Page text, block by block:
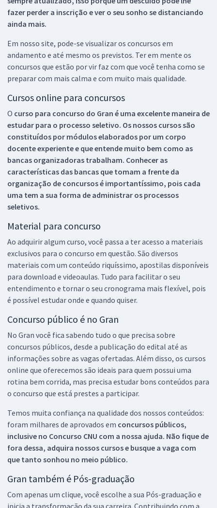
fazer perder a inscrição e ver o seu sonho se distanciando
ainda mais.
Em nosso site, pode-se visualizar os concursos em
andamento e até mesmo os previstos. Ter em mente os
concursos que estão por vir faz com que você tenha como se
preparar com mais calma e com muito mais qualidade.
Cursos online para concursos
O curso para concurso do Gran é uma excelente maneira de
estudar para o processo seletivo. Os nossos cursos são
constituídos por módulos elaborados por um corpo
docente experiente e que entende muito bem como as
bancas organizadoras trabalham. Conhecer as
características das bancas que tomam a frente da
organização de concursos é importantíssimo, pois cada
uma tem a sua forma de administrar os processos
seletivos.
Material para concurso
Ao adquirir algum curso, você passa a ter acesso a materiais
exclusivos para o concurso em questão. São diversos
materiais com um conteúdo riquíssimo, apostilas disponíveis
para download e videoaulas. Tudo para facilitar o seu
entendimento e tornar o seu cronograma mais flexível, pois
é possível estudar onde e quando quiser.
Concurso público é no Gran
No Gran você fica sabendo tudo o que precisa sobre
concursos públicos, desde a publicação do edital até as
informações sobre as vagas ofertadas. Além disso, os cursos
online que oferecemos são ideais para quem possui uma
rotina bem corrida, mas precisa estudar bons conteúdos para
o concurso que está prestes a participar.
Temos muita confiança na qualidade dos nossos conteúdos:
foram milhares de aprovados em concursos públicos,
inclusive no Concurso CNU com a nossa ajuda. Não fique de
fora dessa, adquira nossos cursos e busque a vaga com
que tanto sonhou no meio público.
Gran também é Pós-graduação
Com apenas um clique, você escolhe a sua Pós-graduação e
inicia a transformação da sua carreira. Contribuindo com a